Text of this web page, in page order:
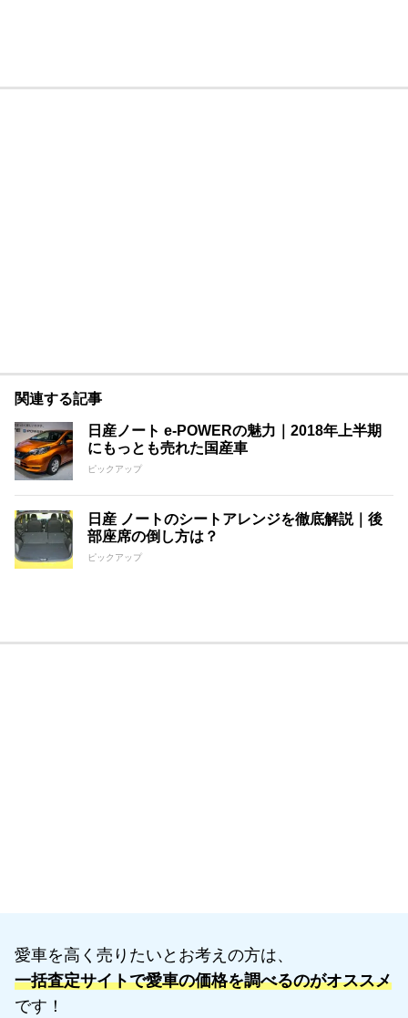
関連する記事
日産ノート e-POWERの魅力｜2018年上半期
にもっとも売れた国産車
ピックアップ
日産 ノートのシートアレンジを徹底解説｜後
部座席の倒し方は？
ピックアップ
愛車を高く売りたいとお考えの方は、
一括査定サイトで愛車の価格を調べるのがオススメ
です！